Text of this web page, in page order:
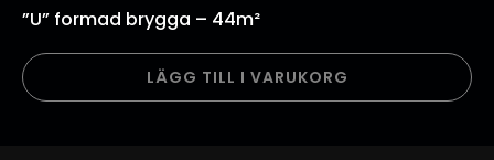
”U” formad brygga – 44m²
LÄGG TILL I VARUKORG